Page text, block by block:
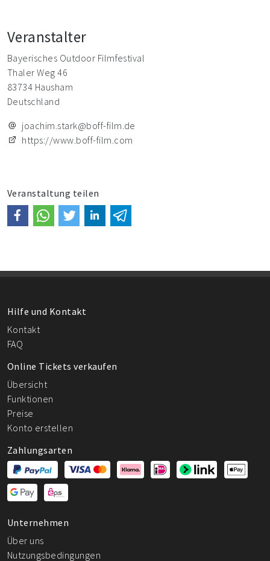
Veranstalter
Bayerisches Outdoor Filmfestival
Thaler Weg 46
83734 Hausham
Deutschland
joachim.stark@boff-film.de
https://www.boff-film.com
Veranstaltung teilen
Hilfe und Kontakt
Kontakt
FAQ
Online Tickets verkaufen
Übersicht
Funktionen
Preise
Konto erstellen
Zahlungsarten
Unternehmen
Über uns
Nutzungsbedingungen